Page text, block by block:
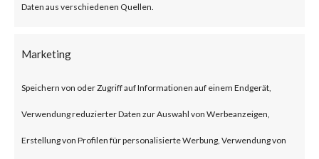
Daten aus verschiedenen Quellen.
Marketing
Speichern von oder Zugriff auf Informationen auf einem Endgerät,
Verwendung reduzierter Daten zur Auswahl von Werbeanzeigen,
Erstellung von Profilen für personalisierte Werbung, Verwendung von
actors to create a zip file that
the same filename. Opening
(some refer to this as “viewing”)
the file launches a malicious
script in the folder.